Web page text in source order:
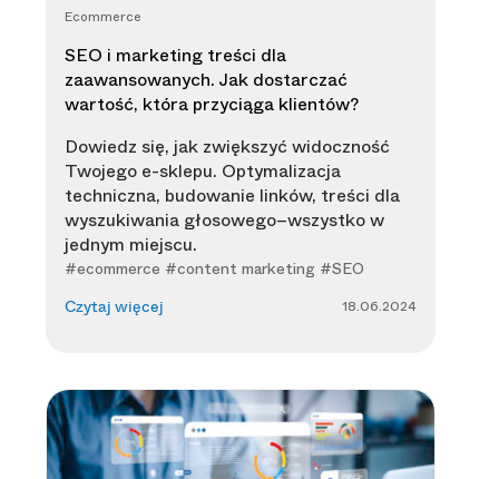
Ecommerce
SEO i marketing treści dla
zaawansowanych. Jak dostarczać
wartość, która przyciąga klientów?
Dowiedz się, jak zwiększyć widoczność
Twojego e-sklepu. Optymalizacja
techniczna, budowanie linków, treści dla
wyszukiwania głosowego–wszystko w
jednym miejscu.
#ecommerce #content marketing #SEO
Czytaj więcej 18.06.2024